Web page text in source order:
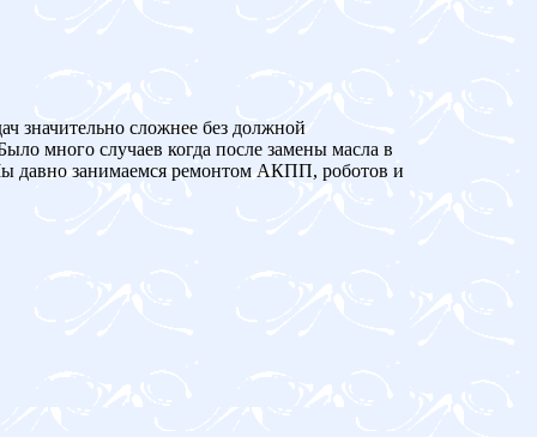
значительно сложнее без должной
много случаев когда после замены масла в
занимаемся ремонтом АКПП, роботов и